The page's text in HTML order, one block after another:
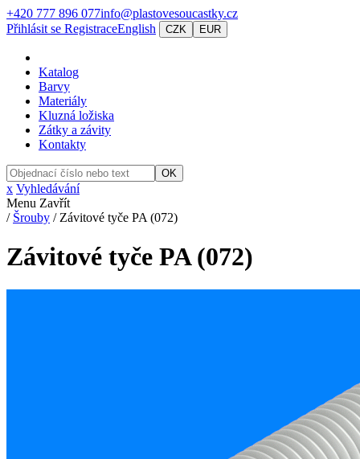
+420 777 896 077info@plastovesoucastky.cz
Přihlásit se RegistraceEnglish CZK EUR
Katalog
Barvy
Materiály
Kluzná ložiska
Zátky a závity
Kontakty
OK
x Vyhledávání
Menu Zavřít
/ Šrouby /Závitové tyče PA (072)
Závitové tyče PA (072)